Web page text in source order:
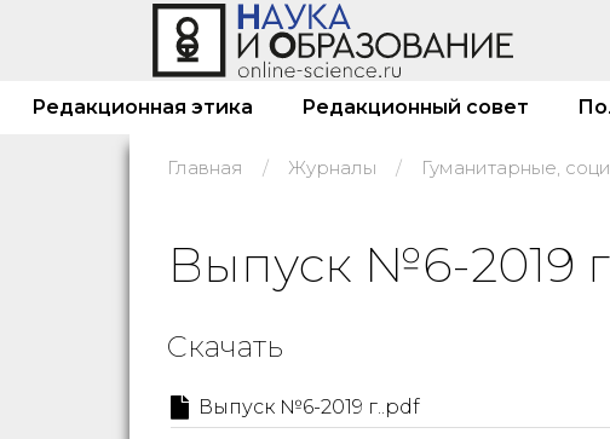
Редакционная этика Редакционный совет
Главная Журналы
Выпуск №6-2019
Скачать
Выпуск №6-2019 г..pdf